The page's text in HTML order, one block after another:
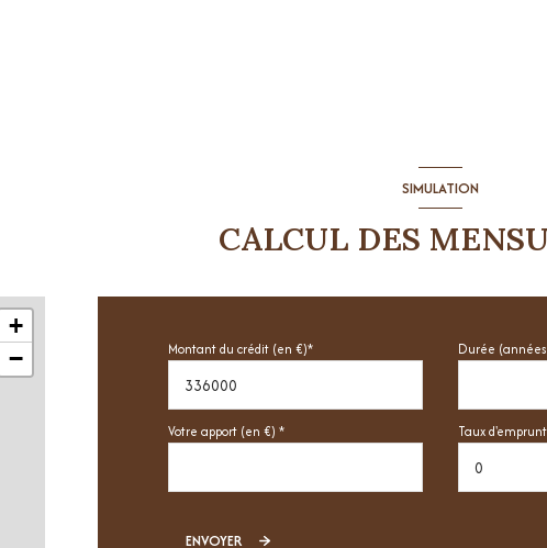
+
−
SIMULATION
CALCUL DES
Montant du crédit (en €)* Durée
Votre apport (en €) * Taux
ENVOYER